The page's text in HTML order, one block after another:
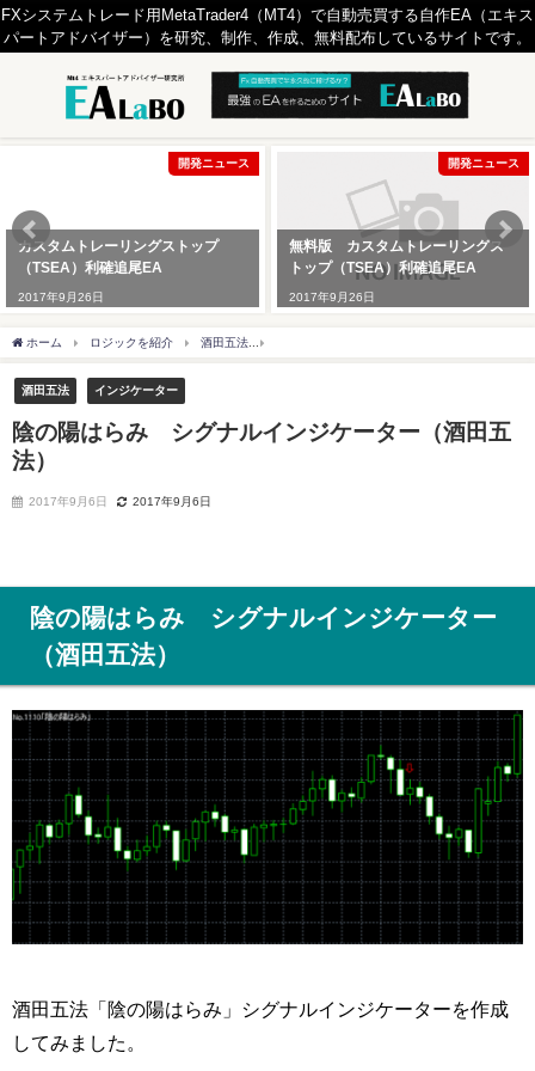
FXシステムトレード用MetaTrader4（MT4）で自動売買する自作EA（エキス
パートアドバイザー）を研究、制作、作成、無料配布しているサイトです。
開発ニュース
カスタムトレーリングストップ
（TSEA）利確追尾EA
2017年9月26日
開発ニュース
無料版 カスタムトレーリングス
トップ（TSEA）利確追尾EA
2017年9月26日
ホーム ロジックを紹介 酒田五法
酒田五法 インジケーター
陰の陽はらみ シグナルインジケーター（酒田五
法）
2017年9月6日 2017年9月6日
陰の陽はらみ シグナルインジケーター
（酒田五法）
酒田五法「陰の陽はらみ」シグナルインジケーターを作成
してみました。